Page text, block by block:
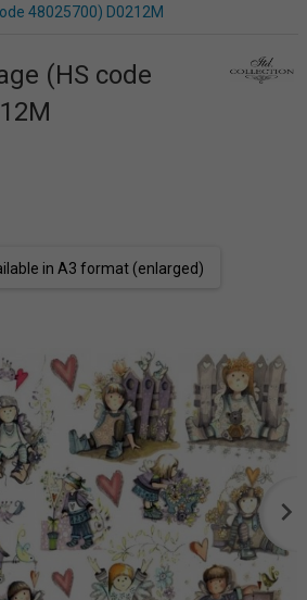
48025700) D0212M
(HS code
in A3 format (enlarged)